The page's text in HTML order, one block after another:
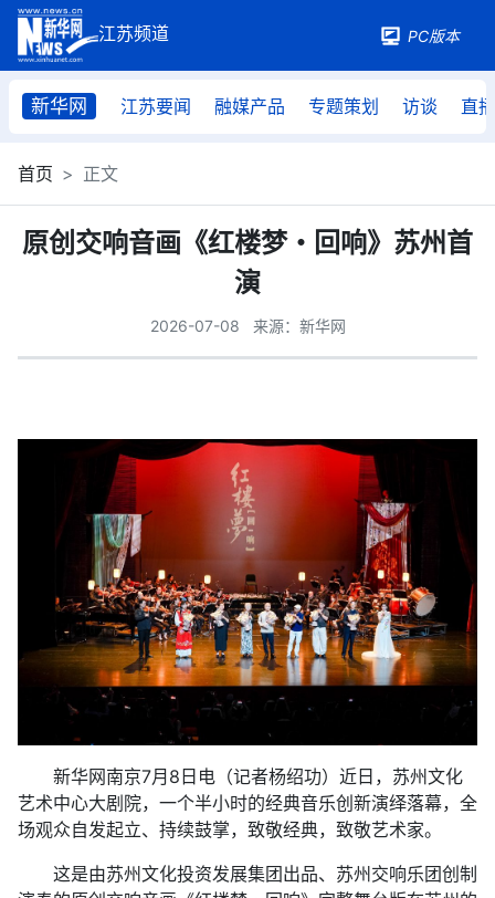
PC版本
新华网 江苏要闻 融媒产品 专题策划 访谈 直播
首页 正文
原创交响音画《红楼梦・回响》苏州首
演
2026-07-08 来源：新华网
新华网南京7月8日电（记者杨绍功）近日，苏州文化
艺术中心大剧院，一个半小时的经典音乐创新演绎落幕，全
场观众自发起立、持续鼓掌，致敬经典，致敬艺术家。
这是由苏州文化投资发展集团出品、苏州交响乐团创制